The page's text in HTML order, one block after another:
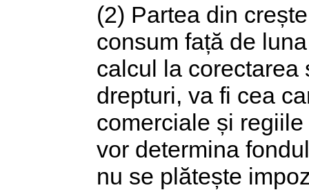
(2) Partea din
consum față de
calcul la corectarea
drepturi, va fi cea
comerciale și
vor determina
nu se plătește